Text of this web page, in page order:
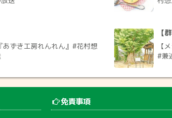
ずき工房れんれん』#花村想
【
【
#兼
免責事項